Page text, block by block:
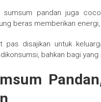
pandan juga
beras memberikan
pas disajikan untuk
bahkan bagi